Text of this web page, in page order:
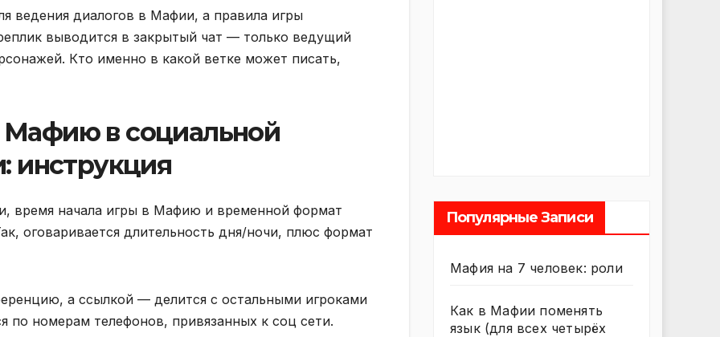
ведения диалогов в Мафии, а правила игры
выводится в закрытый чат — только ведущий
Кто именно в какой ветке может писать,
Мафию в социальной
инструкция
время начала игры в Мафию и временной формат
оговаривается длительность дня/ночи, плюс формат
а ссылкой — делится с остальными игроками
по номерам телефонов, привязанных к соц сети.
Популярные Записи
Мафия на 7 человек: роли
Как в Мафии поменять
язык (для всех четырёх